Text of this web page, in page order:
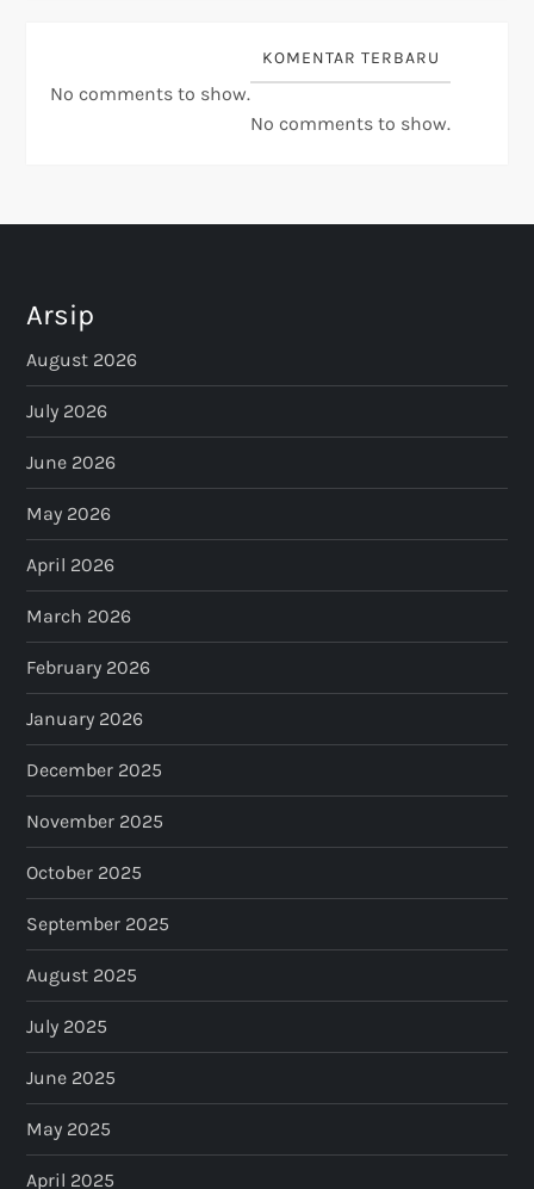
No comments to show.
KOMENTAR TERBARU
No comments to show.
Arsip
August 2026
July 2026
June 2026
May 2026
April 2026
March 2026
February 2026
January 2026
December 2025
November 2025
October 2025
September 2025
August 2025
July 2025
June 2025
May 2025
April 2025